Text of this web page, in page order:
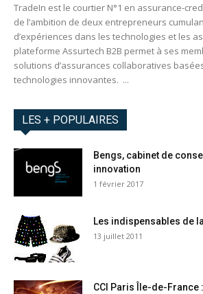
TradeIn est le courtier N°1 en assurance-
de l’ambition de deux entrepreneurs
d’expériences dans les technologies et les
plateforme Assurtech B2B permet à ses
solutions d’assurances collaboratives
technologies innovantes. ...
LES + POPULAIRES
Bengs, cabinet de
innovation
1 février 2017
Les indispensables de
13 juillet 2011
CCI Paris Île-de-France